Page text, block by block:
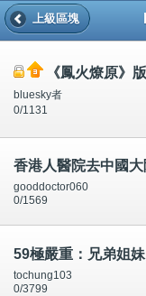
上級區塊
《鳳火燎原》
bluesky者
0/1131
gooddoctor060
0/1569
tochung103
0/3799